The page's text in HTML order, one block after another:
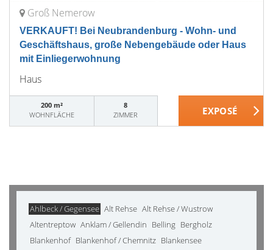
Groß Nemerow
VERKAUFT! Bei Neubrandenburg - Wohn- und
Geschäftshaus, große Nebengebäude oder Haus
mit Einliegerwohnung
Haus
200 m²
WOHNFLÄCHE
8
ZIMMER
Ahlbeck / Gegensee Alt Rehse Alt Rehse / Wustrow
Altentreptow Anklam / Gellendin Belling Bergholz
Blankenhof Blankenhof / Chemnitz Blankensee